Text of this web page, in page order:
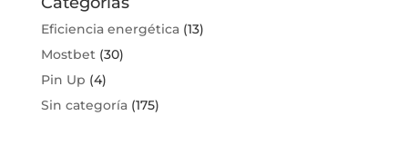
Eficiencia energética(13)
Mostbet(30)
Pin Up (4)
Sin categoría(175)